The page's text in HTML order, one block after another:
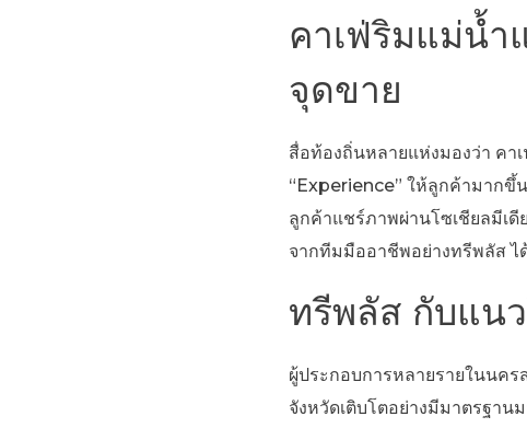
คาเฟ่ริมแม่น้ำ
จุดขาย
สื่อท้องถิ่นหลายแห่งมองว่า คา
“Experience” ให้ลูกค้ามากขึ้
ลูกค้าแชร์ภาพผ่านโซเชียลมีเ
จากทีมมืออาชีพอย่างทรีพลัส ไ
ทรีพลัส กับแน
ผู้ประกอบการหลายรายในนค
จังหวัดเติบโตอย่างมีมาตรฐา